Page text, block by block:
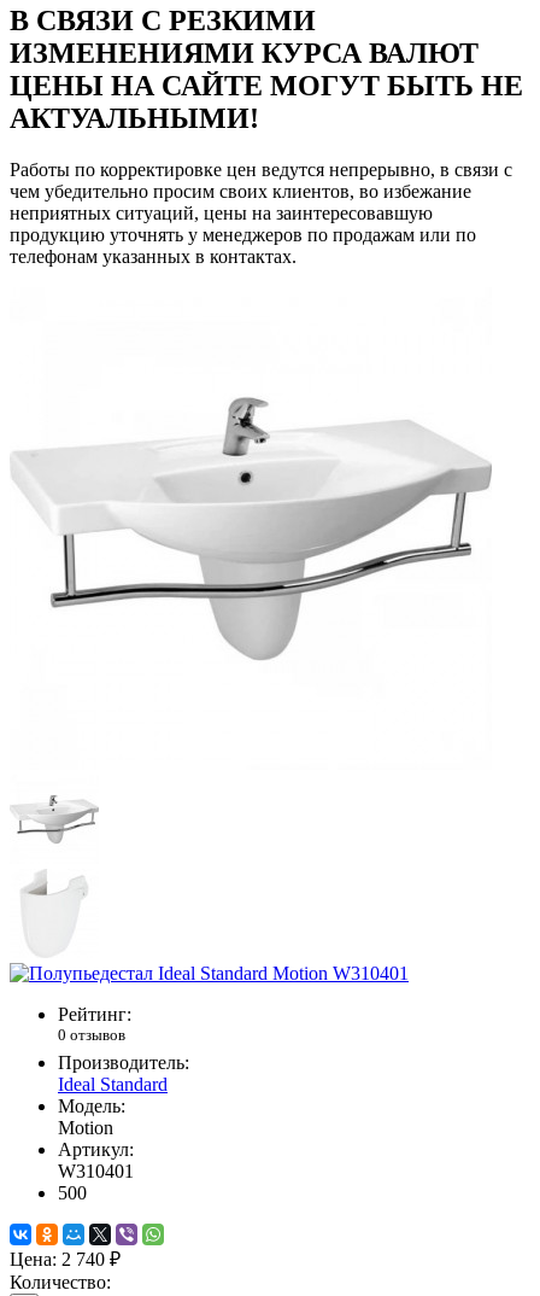
В СВЯЗИ С РЕЗКИМИ
ИЗМЕНЕНИЯМИ КУРСА ВАЛЮТ
ЦЕНЫ НА САЙТЕ МОГУТ БЫТЬ НЕ
АКТУАЛЬНЫМИ!
Работы по корректировке цен ведутся непрерывно, в связи с
чем убедительно просим своих клиентов, во избежание
неприятных ситуаций, цены на заинтересовавшую
продукцию уточнять у менеджеров по продажам или по
телефонам указанных в контактах.
Рейтинг:
0 отзывов
Производитель:
Ideal Standard
Модель:
Motion
Артикул:
W310401
500
Цена: 2 740 ₽
Количество: